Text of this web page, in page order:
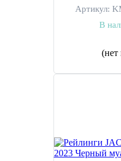
Артикул:
В
(нет